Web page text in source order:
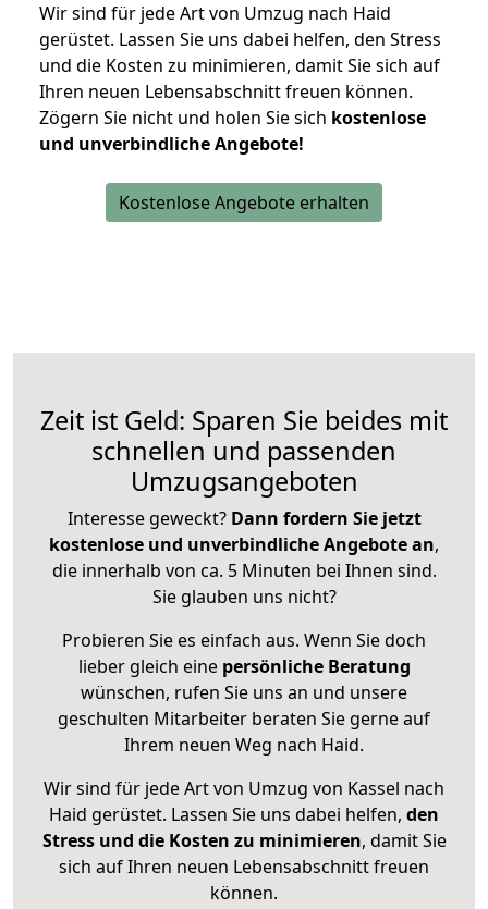
Wir sind für jede Art von Umzug nach Haid
gerüstet. Lassen Sie uns dabei helfen, den Stress
und die Kosten zu minimieren, damit Sie sich auf
Ihren neuen Lebensabschnitt freuen können.
Zögern Sie nicht und holen Sie sich kostenlose
und unverbindliche Angebote!
Kostenlose Angebote erhalten
Zeit ist Geld: Sparen Sie beides mit
schnellen und passenden
Umzugsangeboten
Interesse geweckt? Dann fordern Sie jetzt
kostenlose und unverbindliche Angebote an,
die innerhalb von ca. 5 Minuten bei Ihnen sind.
Sie glauben uns nicht?
Probieren Sie es einfach aus. Wenn Sie doch
lieber gleich eine persönliche Beratung
wünschen, rufen Sie uns an und unsere
geschulten Mitarbeiter beraten Sie gerne auf
Ihrem neuen Weg nach Haid.
Wir sind für jede Art von Umzug von Kassel nach
Haid gerüstet. Lassen Sie uns dabei helfen, den
Stress und die Kosten zu minimieren, damit Sie
sich auf Ihren neuen Lebensabschnitt freuen
können.